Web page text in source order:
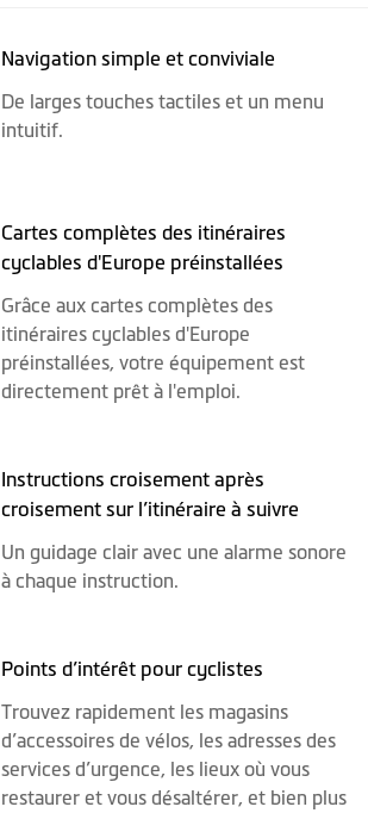
Navigation simple et conviviale
De larges touches tactiles et un menu
intuitif.
Cartes complètes des itinéraires
cyclables d'Europe préinstallées
Grâce aux cartes complètes des
itinéraires cyclables d'Europe
préinstallées, votre équipement est
directement prêt à l'emploi.
Instructions croisement après
croisement sur l’itinéraire à suivre
Un guidage clair avec une alarme sonore
à chaque instruction.
Points d’intérêt pour cyclistes
Trouvez rapidement les magasins
d’accessoires de vélos, les adresses des
services d’urgence, les lieux où vous
restaurer et vous désaltérer, et bien plus